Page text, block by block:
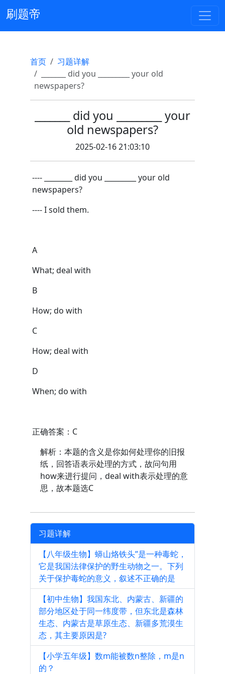
刷题帝
首页
习题详解
_______ did you _________ your old
newspapers?
_______ did you _________ your
old newspapers?
2025-02-16 21:03:10
---- ________ did you _________ your old
newspapers?
---- I sold them.
A
What; deal with
B
How; do with
C
How; deal with
D
When; do with
正确答案：C
解析：本题的含义是你如何处理你的旧报
纸，回答语表示处理的方式，故问句用
how来进行提问，deal with表示处理的意
思，故本题选C
习题详解
【八年级生物】蟒山烙铁头”是一种毒蛇，
它是我国法律保护的野生动物之一。下列
关于保护毒蛇的意义，叙述不正确的是
【初中生物】我国东北、内蒙古、新疆的
部分地区处于同一纬度带，但东北是森林
生态、内蒙古是草原生态、新疆多荒漠生
态，其主要原因是?
【小学五年级】数m能被数n整除，m是n
的？